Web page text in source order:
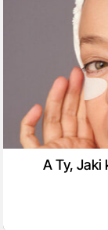
A Ty, Jaki